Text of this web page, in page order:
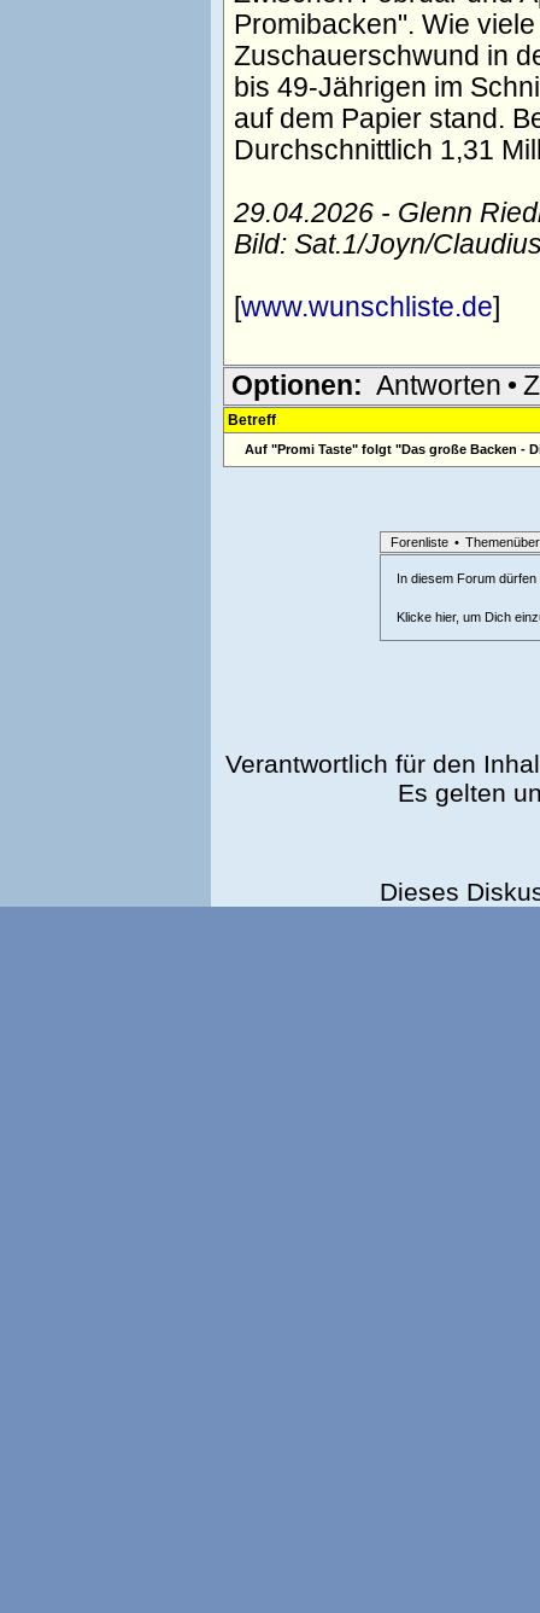
Promibacken". Wie
Zuschauerschwund in
bis 49-Jährigen im
auf dem Papier stand.
Durchschnittlich 1,31
29.04.2026 - Glenn
Bild: Sat.1/Joyn/
[www.wunschliste.de]
Optionen: Antworten •
Betreff
Auf "Promi Taste" folgt "Das große Backen -
Forenliste •
In diesem Forum
Klicke hier, um Dich
Verantwortlich für den
Es gelten
Dieses